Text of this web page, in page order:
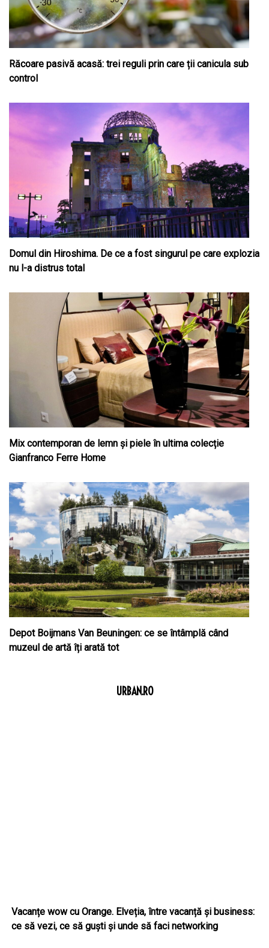
Răcoare pasivă acasă: trei reguli prin care ții canicula sub
control
Domul din Hiroshima. De ce a fost singurul pe care explozia
nu l-a distrus total
Mix contemporan de lemn şi piele în ultima colecție
Gianfranco Ferre Home
Depot Boijmans Van Beuningen: ce se întâmplă când
muzeul de artă îți arată tot
URBAN.RO
Vacanțe wow cu Orange. Elveția, între vacanță și business:
ce să vezi, ce să guști și unde să faci networking